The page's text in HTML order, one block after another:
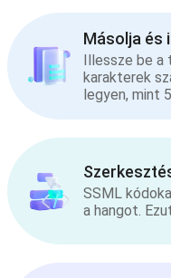
Másolja és
Illessze be a
karakterek
legyen, mint
SSML
a hangot.